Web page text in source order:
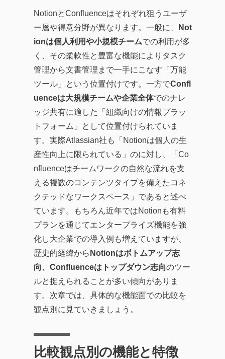
NotionとConfluenceはそれぞれ狙うユーザ
ー層や得意分野が異なります。一般に、
Not
ionは個人利用や小規模チームでの利用が多
く、その柔軟性と豊富な機能によりタスク
管理から文書管理まで一手にこなす「万能
ツール」という位置付けです。一方でConfl
uenceは大規模チームや企業全体でのナレ
ッジ共有に適した「組織向けの情報プラッ
トフォーム」として位置付けられていま
す。実際Atlassian社も「Notionは個人の生
産性向上に限られている」のに対し、「Co
nfluenceはチームワークの自然な流れを支
える複数のコンテンツタイプを備えたコネ
クテッドなワークスペース」であると述べ
ています。もちろん近年ではNotionも有料
プランを通じてエンタープライズ機能を強
化し大企業での導入例も増えていますが、
歴史的経緯から Notionはボトムアップ志
向、Confluenceはトップダウン志向のツー
ルと捉えられることが多い傾向がありま
す。次章では、具体的な機能面での比較を
観点別に見ていきましょう。
比較観点別の機能と特徴